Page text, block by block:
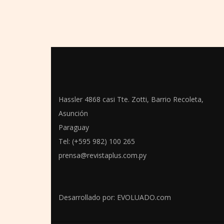
Hassler 4868 casi Tte. Zotti, Barrio Recoleta,
Asunción
Paraguay
Tel: (+595 982) 100 265
prensa@revistaplus.com.py
Desarrollado por: EVOLUADO.com